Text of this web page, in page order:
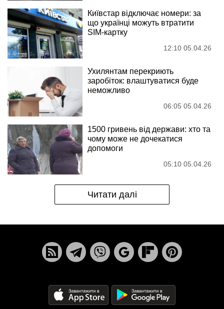
Київстар відключає номери: за
що українці можуть втратити
SIM-картку
12:10 05.04.26
Ухилянтам перекриють
заробіток: влаштуватися буде
неможливо
06:05 05.04.26
1500 гривень від держави: хто та
чому може не дочекатися
допомоги
05:10 05.04.26
Читати далі